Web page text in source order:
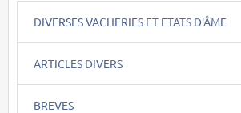
DIVERSES VACHERIES ET ETATS D'ÂME
ARTICLES DIVERS
BREVES